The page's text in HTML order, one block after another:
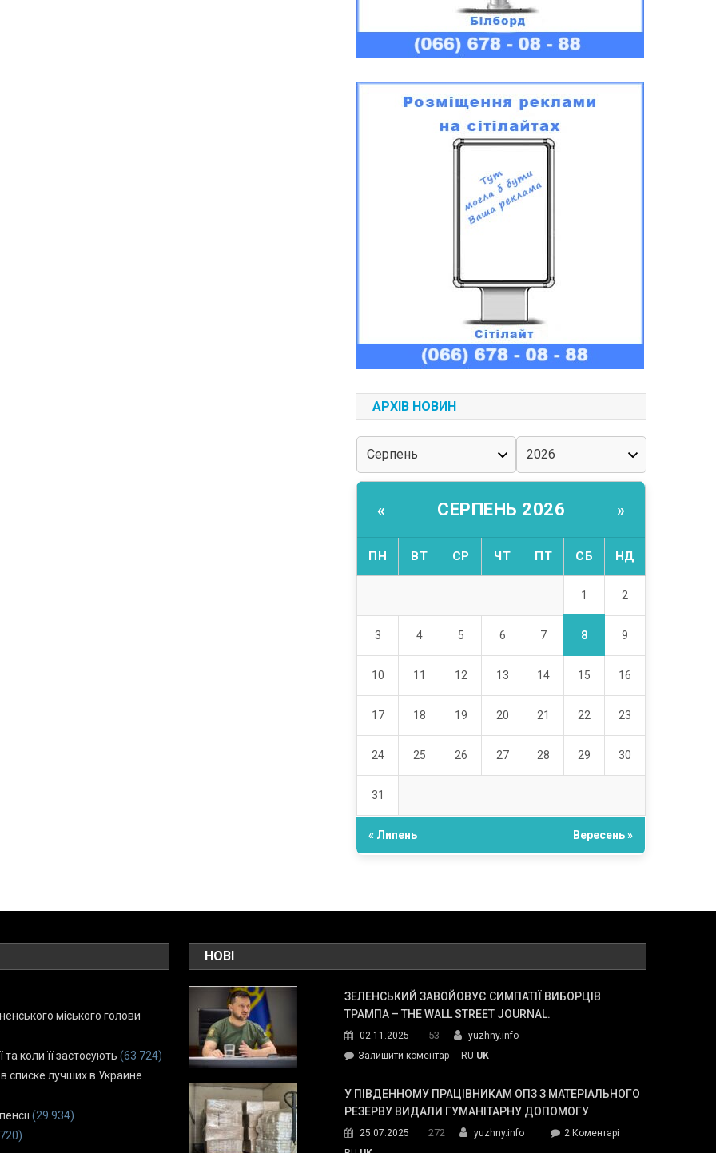
АРХІВ НОВИН
« СЕРПЕНЬ 2026 »
ПН ВТ СР ЧТ ПТ СБ НД
1 2
3 4 5 6 7 8 9
10 11 12 13 14 15 16
17 18 19 20 21 22 23
24 25 26 27 28 29 30
31
« Липень Вересень »
міського голови
коли її застосують (63 724)
списке лучших в Украине
(29 934)
НОВІ
ЗЕЛЕНСЬКИЙ ЗАВОЙОВУЄ СИМПАТІЇ ВИБОРЦІВ
ТРАМПА – THE WALL STREET JOURNAL.
02.11.2025 53
yuzhny.info
Залишити коментарon
завойовує
симпатії
Трампа
RU UK
У ПІВДЕННОМУ ПРАЦІВНИКАМ ОПЗ З МАТЕРІАЛЬНОГО
РЕЗЕРВУ ВИДАЛИ ГУМАНІТАРНУ ДОПОМОГУ
25.07.2025 272 yuzhny.info 2 Коментарідо